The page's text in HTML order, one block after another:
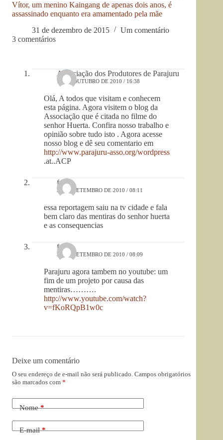
Vítor, um menino Kaingang de apenas dois anos, é
assassinado enquanto era amamentado pela mãe
31 de dezembro de 2015
Um comentário
3 comentários
Associação dos Produtores de Parajuru
14 DE OUTUBRO DE 2010 / 16:38
Olá, A todos que visitam e conhecem
esta página. Agora visitem o blog da
Associação que é citada no filme do
senhor Huerta. Confira nosso trabalho e
opinião sobre tudo isto . Agora acesse
nosso blog e dê seu comentario em
http://www.parajuru-asso.org/wordpress
.at..ACP
fred
30 DE SETEMBRO DE 2010 / 08:11
essa reportagem saiu na tv cidade e fala
bem claro das mentiras do senhor huerta
e as consequencias
fred
30 DE SETEMBRO DE 2010 / 08:09
Parajuru agora tambem no youtube: um
fim de um projeto por causa das
mentiras……….
http://www.youtube.com/watch?
v=fKoRQpB1w0c
Deixe um comentário
O seu endereço de e-mail não será publicado. Campos obrigatórios
são marcados com *
Nome*
E-mail*